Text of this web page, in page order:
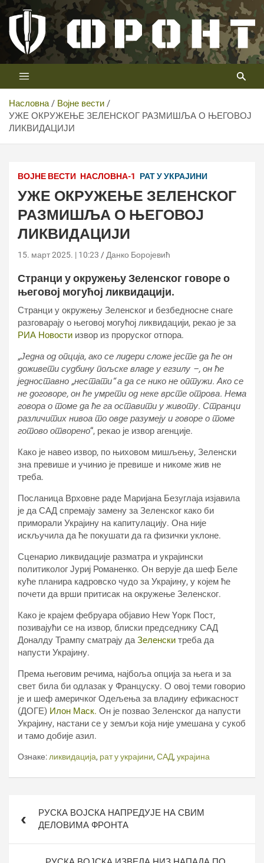
Скип
цонтент
Телевизија ФРОНТ
Први војни канал у Србији
Насловна
Војне вести
УЖЕ ОКРУЖЕЊЕ ЗЕЛЕНСКОГ РАЗМИШЉА О ЊЕГОВОЈ
ЛИКВИДАЦИЈИ
ВОЈНЕ ВЕСТИ НАСЛОВНА-1 РАТ У УКРАЈИНИ
УЖЕ ОКРУЖЕЊЕ ЗЕЛЕНСКОГ
РАЗМИШЉА О ЊЕГОВОЈ
ЛИКВИДАЦИЈИ
15. март 2025. | 10:23 Данко Боројевић
Странци у окружењу Зеленског говоре о
његовој могућој ликвидацији.
Странци у окружењу Зеленског и безбедносне снаге
разговарају о његовој могућој ликвидацији, рекао је за
РИА Новости извор из проруског отпора.
„Једна од опција, ако се лидери сложе јесте да ће он
доживети судбину пољске владе у егзилу –, он ће
једноставно „нестати“ а да се нико не оптужи. Ако се
не договоре, он ће умрети од неке врсте отрова. Нема
говора о томе да ће га оставити у животу. Странци
различитих нивоа то овде разумеју и говоре о томе
готово отворено“, рекао је извор агенције.
Како је навео извор, по њиховом мишљењу, Зеленски
зна превише и учинио је превише и никоме жив не
треба.
Посланица Врховне раде Маријана Безуглаја изјавила
је да САД спремају замену за Зеленског како би
приморали Украјину на капитулацију. Она није
искључила да ће покушати да га физички уклоне.
Сценарио ликвидације разматра и украјински
политиколог Јуриј Романенко. Он верује да шеф Беле
куће планира кадровско чудо за Украјину, у којем ће
почети да врши притисак на окружење Зеленског.
Како је крајем фебруара објавио Неw Yорк Пост,
позивајући се на извор, блиски председнику САД
Доналду Трампу сматрају даЗеленски треба да
напусти Украјину.
Према његовим речима, најбоља опција за њега и за
свет била би одлазак у Француску. О овој теми говорио
је и шеф америчког Одељења за владину ефикасност
(ДОГЕ) Илон Маск. Он је позвао Зеленског да напусти
Украјину, настани се у земљи која није умешана у сукоб
и тамо добије азил.
Ознаке: ликвидација, рат у украјини, САД, украјина
чланкаРУСКА ВОЈСКА НАПРЕДУЈЕ НА СВИМ
ДЕЛОВИМА ФРОНТА